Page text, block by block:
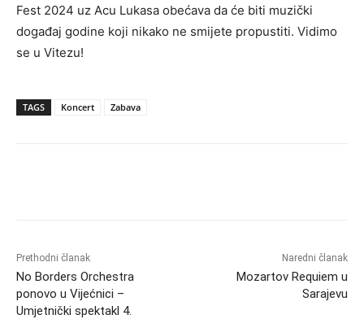
Fest 2024 uz Acu Lukasa obećava da će biti muzički
događaj godine koji nikako ne smijete propustiti. Vidimo
se u Vitezu!
TAGS Koncert Zabava
Prethodni članak
No Borders Orchestra
ponovo u Vijećnici –
Umjetnički spektakl 4.
Naredni članak
Mozartov Requiem u
Sarajevu